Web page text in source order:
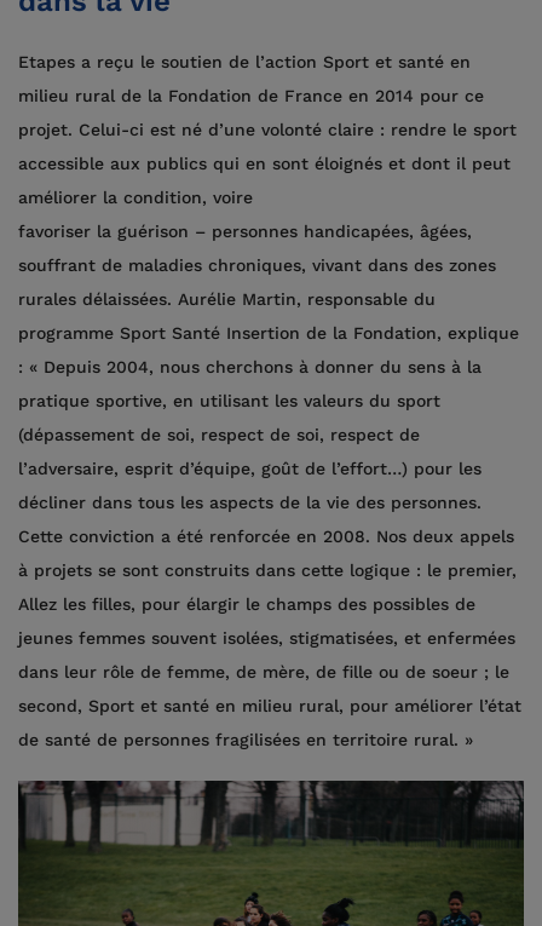
Etapes a reçu le soutien de l’action Sport et santé en
milieu rural de la Fondation de France en 2014 pour ce
projet. Celui-ci est né d’une volonté claire : rendre le sport
accessible aux publics qui en sont éloignés et dont il peut
améliorer la condition, voire
favoriser la guérison – personnes handicapées, âgées,
souffrant de maladies chroniques, vivant dans des zones
rurales délaissées. Aurélie Martin, responsable du
programme Sport Santé Insertion de la Fondation, explique
: « Depuis 2004, nous cherchons à donner du sens à la
pratique sportive, en utilisant les valeurs du sport
(dépassement de soi, respect de soi, respect de
l’adversaire, esprit d’équipe, goût de l’effort…) pour les
décliner dans tous les aspects de la vie des personnes.
Cette conviction a été renforcée en 2008. Nos deux appels
à projets se sont construits dans cette logique : le premier,
Allez les filles, pour élargir le champs des possibles de
jeunes femmes souvent isolées, stigmatisées, et enfermées
dans leur rôle de femme, de mère, de fille ou de soeur ; le
second, Sport et santé en milieu rural, pour améliorer l’état
de santé de personnes fragilisées en territoire rural. »